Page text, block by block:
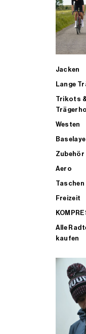
Jacken
Lange
Trikots
Westen
Zubehör
Aero
Taschen
Freizeit
Alle
kaufen
ALLE